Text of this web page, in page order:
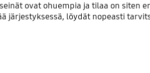
ovat ohuempia ja tilaa on siten
järjestyksessä, löydät nopeasti